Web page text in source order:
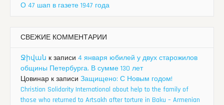
О 47 шап в газете 1947 года
СВЕЖИЕ КОММЕНТАРИИ
Ջիվան к записи 4 января юбилей у двух старожилов
общины Петербурга. В сумме 130 лет
Цовинар к записи Защищено: С Новым годом!
Christian Solidarity International about help to the family of
those who returned to Artsakh after torture in Baku – Armenian